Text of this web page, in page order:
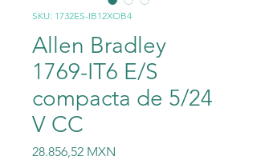
SKU: 1732ES-IB12XOB4
Allen Bradley
1769-IT6 E/S
compacta de 5/24
V CC
28.856,52 MXN